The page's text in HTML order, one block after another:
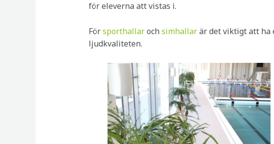
för eleverna att vistas i.
Försporthallaroch simhallarär det viktigt att ha
ljudkvaliteten.